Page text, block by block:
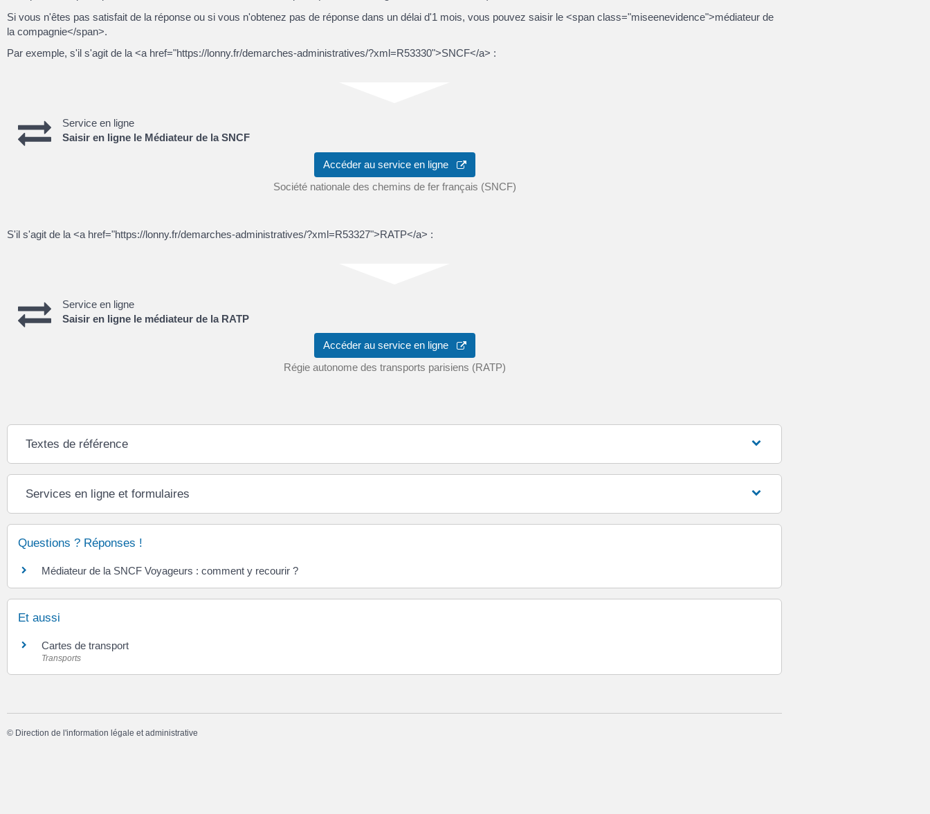
Si vous n'êtes pas satisfait de la réponse ou si vous n'obtenez pas de réponse dans un délai d'1 mois, vous pouvez saisir le <span class="miseenevidence">médiateur de
la compagnie</span>.
Par exemple, s'il s'agit de la <a href="https://lonny.fr/demarches-administratives/?xml=R53330">SNCF</a> :
Service en ligne
Saisir en ligne le Médiateur de la SNCF
Accéder au service en ligne
Société nationale des chemins de fer français (SNCF)
S'il s'agit de la <a href="https://lonny.fr/demarches-administratives/?xml=R53327">RATP</a> :
Service en ligne
Saisir en ligne le médiateur de la RATP
Accéder au service en ligne
Régie autonome des transports parisiens (RATP)
Textes de référence
Services en ligne et formulaires
Questions ? Réponses !
Médiateur de la SNCF Voyageurs : comment y recourir ?
Et aussi
Cartes de transport
Transports
© Direction de l'information légale et administrative